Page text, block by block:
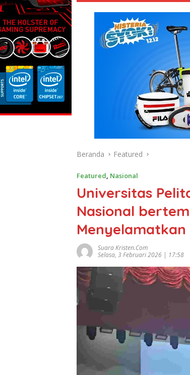
Beranda Featured
Featured, Nasional
Universitas
Nasional
Menyelamatkan
Suara Kristen.com
Selasa, 3 Februari 2026 | 17:58